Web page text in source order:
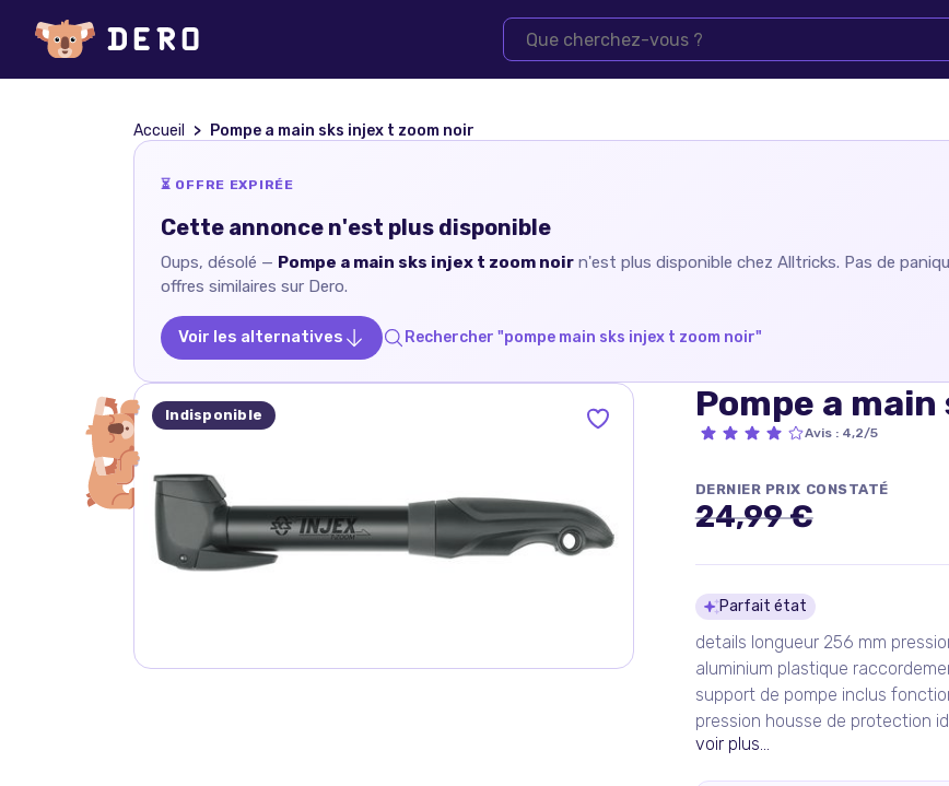
Accueil Pompe a main sks injex t zoom noir
⏳ OFFRE EXPIRÉE
Cette annonce n'est plus disponible
Oups, désolé — Pompe a main sks injex t zoom noir n'est plus disponible chez Alltricks. Pas de
offres similaires sur Dero.
Voir les alternatives Rechercher "pompe main sks injex t zoom noir"
Indisponible Pompe a
Avis: 4,2/5
DERNIER PRIX CONSTATÉ
24,99 €
Détails du
Parfait état
details longueur 256 mm
aluminium plastique
support de pompe inclus
pression housse de protection
voir plus...